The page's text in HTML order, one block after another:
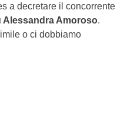
a decretare il concorrente
Alessandra Amoroso.
o ci dobbiamo